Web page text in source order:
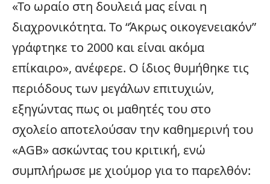
«Το ωραίο στη δουλειά μας είναι η
διαχρονικότητα. Το “Άκρως οικογενειακόν”
γράφτηκε το 2000 και είναι ακόμα
επίκαιρο», ανέφερε. Ο ίδιος θυμήθηκε τις
περιόδους των μεγάλων επιτυχιών,
εξηγώντας πως οι μαθητές του στο
σχολείο αποτελούσαν την καθημερινή του
«AGB» ασκώντας του κριτική, ενώ
συμπλήρωσε με χιούμορ για το παρελθόν: